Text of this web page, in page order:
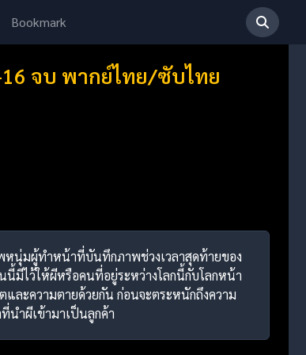
Bookmark
จบ พากย์ไทย/ซับไทย
พหนุ่มผู้ทำหน้าที่บันทึกภาพช่วงเวลาสุดท้ายของ
มีไว้ให้ผีหรือคนที่อยู่ระหว่างโลกนี้กับโลกหน้า
ละความตายด้วยกัน ก่อนจะตระหนักถึงความ
นำผีเข้ามาเป็นลูกค้า